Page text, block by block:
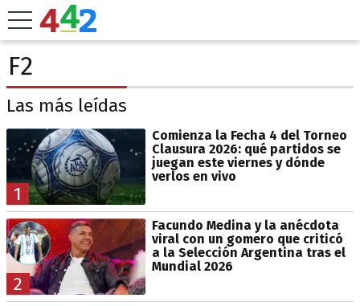
F2
Las más leídas
1
Comienza la Fecha 4 del Torneo
Clausura 2026: qué partidos se
juegan este viernes y dónde
verlos en vivo
2
Facundo Medina y la anécdota
viral con un gomero que criticó
a la Selección Argentina tras el
Mundial 2026